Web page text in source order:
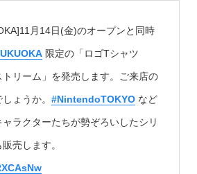
月14日(金)のオープンと同時
限定の「ロゴTシャツ
リーム」を発売します。ご来店の
ょうか。 #NintendoTOKYOなど
ラクターたちが勢ぞろいしたシリ
売します。